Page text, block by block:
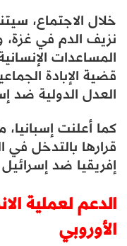
خلال الاجتماع،
نزيف الدم في غزة،
المساعدات
قضية الإبادة
العدل الدولية ضد
كما أعلنت
قرارها بالتدخل
إفريقيا ضد
الدعم لعملية
الأوروبي